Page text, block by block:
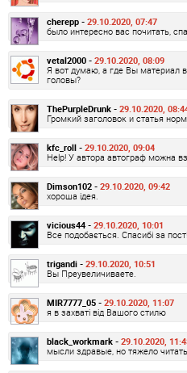
cherepp - 29.10.2020, 07:47
было интересно вас почитать,
vetal2000 - 29.10.2020, 08:09
Я вот думаю, а где Вы материал
головы?
ThePurpleDrunk - 29.10.2020,
Громкий заголовок и статья
kfc_roll - 29.10.2020, 09:04
Help! У автора автограф можна
Dimson102 - 29.10.2020, 09:42
хороша ідея.
vicious44 - 29.10.2020, 10:01
Все подобається. Спасибі за пост!
trigandi - 29.10.2020, 10:51
Вы Преувеличиваете.
MIR7777_05 - 29.10.2020, 11:07
я в захваті від Вашого стилю
black_workmark - 29.10.2020,
мысли здравые, но тяжело